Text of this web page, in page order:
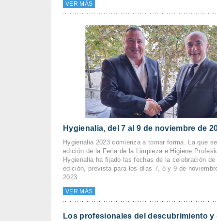
VER MÁS
Hygienalia, del 7 al 9 de noviembre de
Hygienalia 2023 comienza a tomar forma. La que
edición de la Feria de la Limpieza e Higiene
Hygienalia ha fijado las fechas de la celebración
edición, prevista para los días 7, 8 y 9 de
2023.
VER MÁS
Los profesionales del descubrimiento y